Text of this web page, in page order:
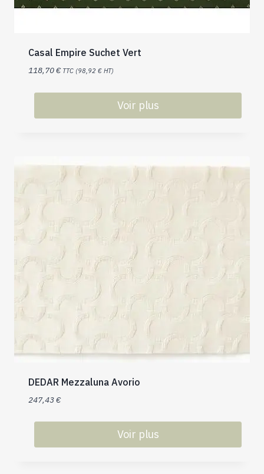
Casal Empire Suchet Vert
118,70€ TTC (98,92 € HT)
Voir plus
DEDAR Mezzaluna Avorio
247,43€
Voir plus